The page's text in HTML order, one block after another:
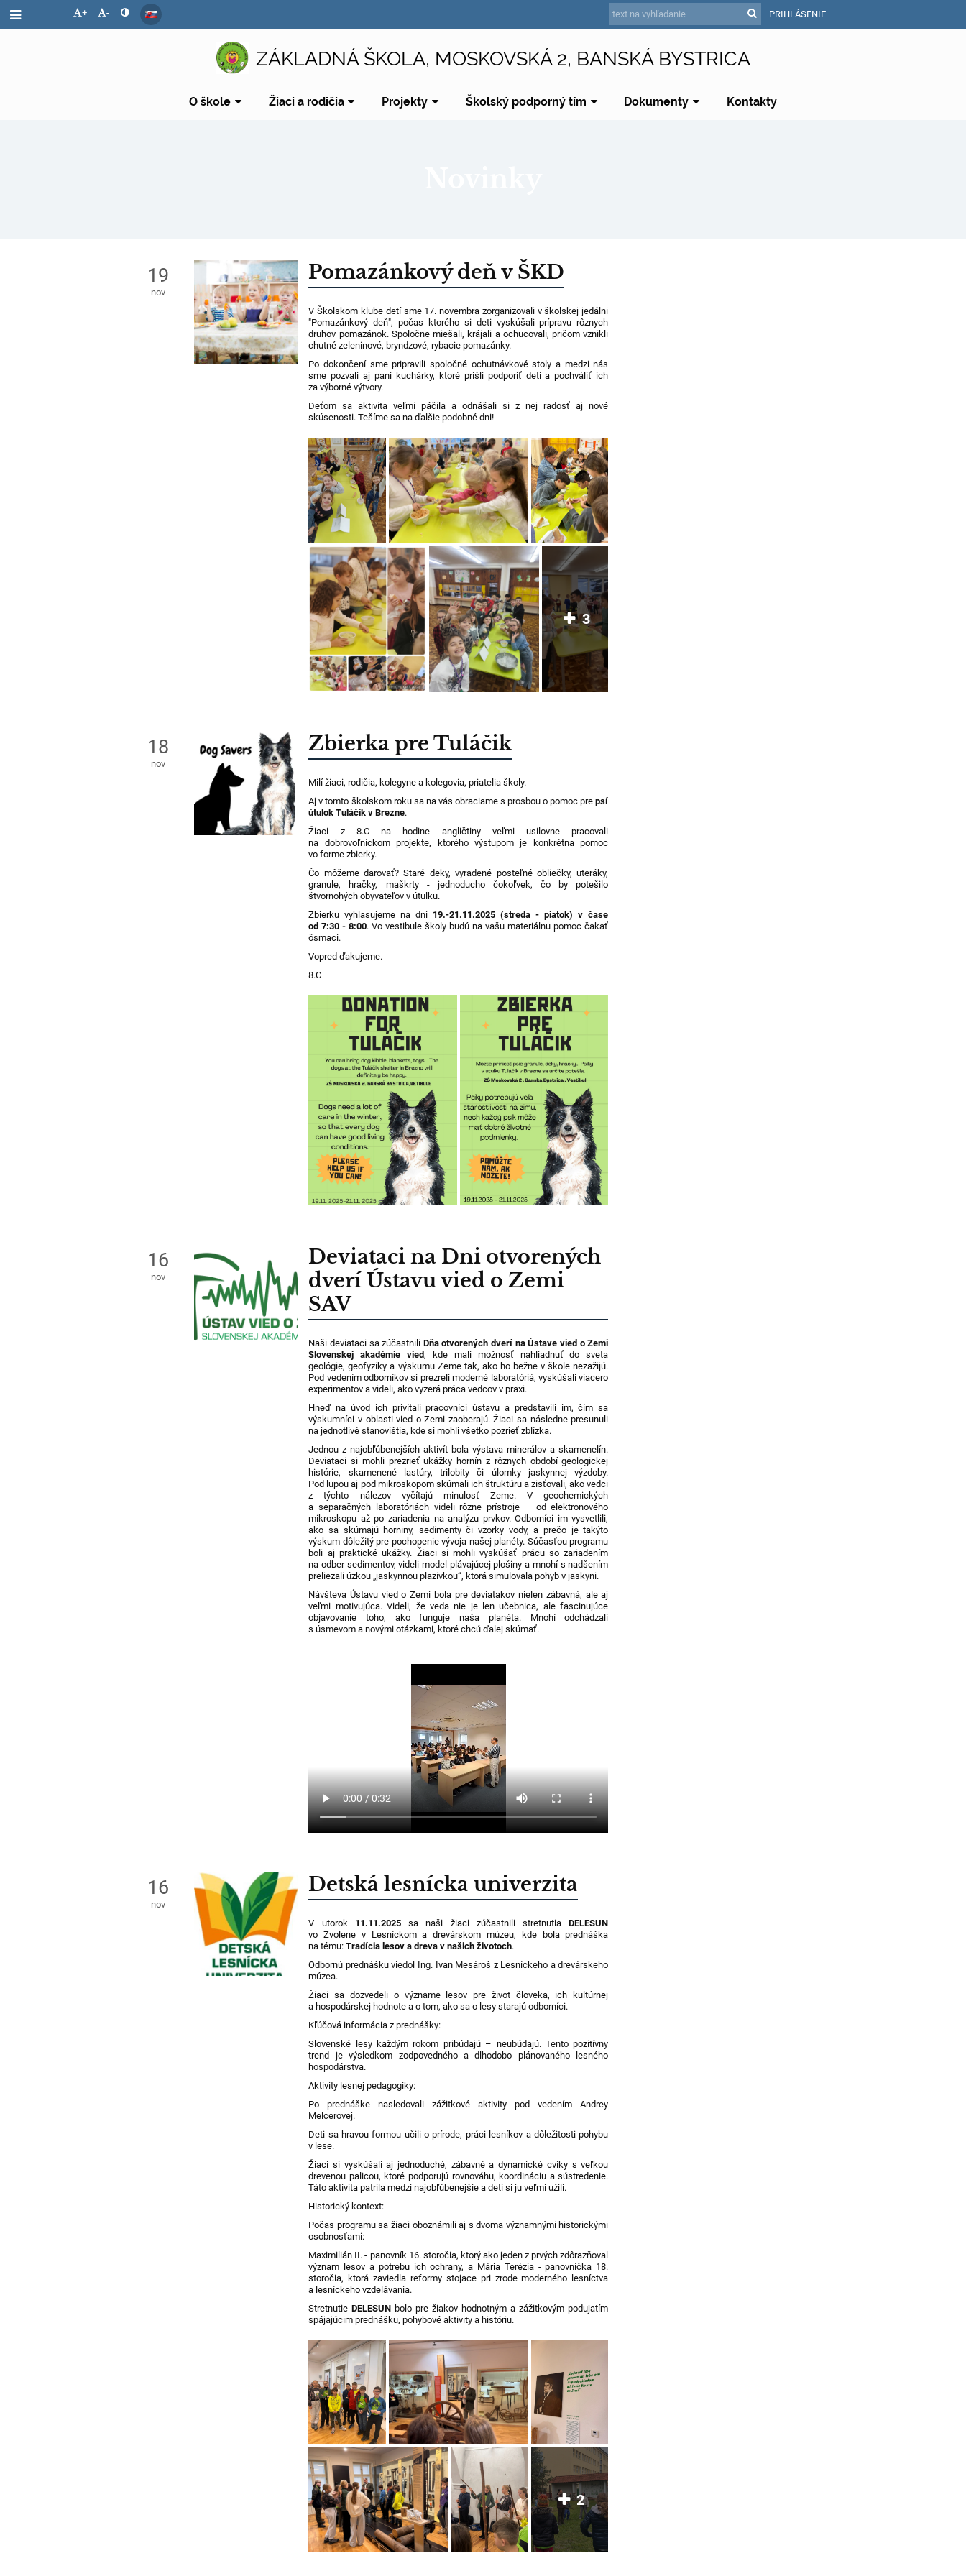
+ - PRIHLÁSENIE
ZÁKLADNÁ ŠKOLA, MOSKOVSKÁ 2, BANSKÁ BYSTRICA
O škole Žiaci a rodičia Projekty Školský podporný tím Dokumenty Kontakty
Novinky
19
nov
Pomazánkový deň v ŠKD
V Školskom klube detí sme 17. novembra zorganizovali v školskej jedálni
"Pomazánkový deň", počas ktorého si deti vyskúšali prípravu rôznych
druhov pomazánok. Spoločne miešali, krájali a ochucovali, pričom vznikli
chutné zeleninové, bryndzové, rybacie pomazánky.
Po dokončení sme pripravili spoločné ochutnávkové stoly a medzi nás
sme pozvali aj pani kuchárky, ktoré prišli podporiť deti a pochváliť ich
za výborné výtvory.
Deťom sa aktivita veľmi páčila a odnášali si z nej radosť aj nové
skúsenosti. Tešíme sa na ďalšie podobné dni!
3
18
nov
Zbierka pre Tuláčik
Milí žiaci, rodičia, kolegyne a kolegovia, priatelia školy.
Aj v tomto školskom roku sa na vás obraciame s prosbou o pomoc prepsí
útulok Tuláčik v Brezne.
Žiaci z 8.C na hodine angličtiny veľmi usilovne pracovali
na dobrovoľníckom projekte, ktorého výstupom je konkrétna pomoc
vo forme zbierky.
Čo môžeme darovať? Staré deky, vyradené posteľné obliečky, uteráky,
granule, hračky, maškrty - jednoducho čokoľvek, čo by potešilo
štvornohých obyvateľov v útulku.
Zbierku vyhlasujeme na dni 19.-21.11.2025 (streda - piatok) v čase
od 7:30 - 8:00. Vo vestibule školy budú na vašu materiálnu pomoc čakať
ôsmaci.
Vopred ďakujeme.
8.C
16
nov
Deviataci na Dni otvorených
dverí Ústavu vied o Zemi
SAV
Naši deviataci sa zúčastnili Dňa otvorených dverí na Ústave vied o Zemi
Slovenskej akadémie vied, kde mali možnosť nahliadnuť do sveta
geológie, geofyziky a výskumu Zeme tak, ako ho bežne v škole nezažijú.
Pod vedením odborníkov si prezreli moderné laboratóriá, vyskúšali viacero
experimentov a videli, ako vyzerá práca vedcov v praxi.
Hneď na úvod ich privítali pracovníci ústavu a predstavili im, čím sa
výskumníci v oblasti vied o Zemi zaoberajú. Žiaci sa následne presunuli
na jednotlivé stanovištia, kde si mohli všetko pozrieť zblízka.
Jednou z najobľúbenejších aktivít bola výstava minerálov a skamenelín.
Deviataci si mohli prezrieť ukážky hornín z rôznych období geologickej
histórie, skamenené lastúry, trilobity či úlomky jaskynnej výzdoby.
Pod lupou aj pod mikroskopom skúmali ich štruktúru a zisťovali, ako vedci
z týchto nálezov vyčítajú minulosť Zeme. V geochemických
a separačných laboratóriách videli rôzne prístroje – od elektronového
mikroskopu až po zariadenia na analýzu prvkov. Odborníci im vysvetlili,
ako sa skúmajú horniny, sedimenty či vzorky vody, a prečo je takýto
výskum dôležitý pre pochopenie vývoja našej planéty. Súčasťou programu
boli aj praktické ukážky. Žiaci si mohli vyskúšať prácu so zariadením
na odber sedimentov, videli model plávajúcej plošiny a mnohí s nadšením
preliezali úzkou „jaskynnou plazivkou“, ktorá simulovala pohyb v jaskyni.
Návšteva Ústavu vied o Zemi bola pre deviatakov nielen zábavná, ale aj
veľmi motivujúca. Videli, že veda nie je len učebnica, ale fascinujúce
objavovanie toho, ako funguje naša planéta. Mnohí odchádzali
s úsmevom a novými otázkami, ktoré chcú ďalej skúmať.
16
nov
Detská lesnícka univerzita
V utorok 11.11.2025sa naši žiaci zúčastnili stretnutiaDELESUN
vo Zvolene v Lesníckom a drevárskom múzeu, kde bola prednáška
na tému:Tradícia lesov a dreva v našich životoch.
Odbornú prednášku viedol Ing. Ivan Mesároš z Lesníckeho a drevárskeho
múzea.
Žiaci sa dozvedeli o význame lesov pre život človeka, ich kultúrnej
a hospodárskej hodnote a o tom, ako sa o lesy starajú odborníci.
Kľúčová informácia z prednášky:
Slovenské lesy každým rokom pribúdajú – neubúdajú. Tento pozitívny
trend je výsledkom zodpovedného a dlhodobo plánovaného lesného
hospodárstva.
Aktivity lesnej pedagogiky:
Po prednáške nasledovali zážitkové aktivity pod vedením Andrey
Melcerovej.
Deti sa hravou formou učili o prírode, práci lesníkov a dôležitosti pohybu
v lese.
Žiaci si vyskúšali aj jednoduché, zábavné a dynamické cviky s veľkou
drevenou palicou, ktoré podporujú rovnováhu, koordináciu a sústredenie.
Táto aktivita patrila medzi najobľúbenejšie a deti si ju veľmi užili.
Historický kontext:
Počas programu sa žiaci oboznámili aj s dvoma významnými historickými
osobnosťami:
Maximilián II. - panovník 16. storočia, ktorý ako jeden z prvých zdôrazňoval
význam lesov a potrebu ich ochrany, a Mária Terézia - panovníčka 18.
storočia, ktorá zaviedla reformy stojace pri zrode moderného lesníctva
a lesníckeho vzdelávania.
StretnutieDELESUN bolo pre žiakov hodnotným a zážitkovým podujatím
spájajúcim prednášku, pohybové aktivity a históriu.
2